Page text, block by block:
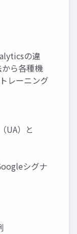
の違
ら各種機
レーニング
UA）と
シグナ